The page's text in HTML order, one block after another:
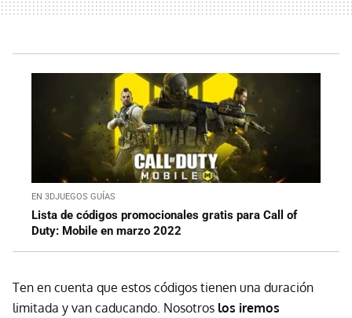
EN 3DJUEGOS GUÍAS
Lista de códigos promocionales gratis para Call of
Duty: Mobile en marzo 2022
Ten en cuenta que estos códigos tienen una duración
limitada y van caducando. Nosotros los iremos